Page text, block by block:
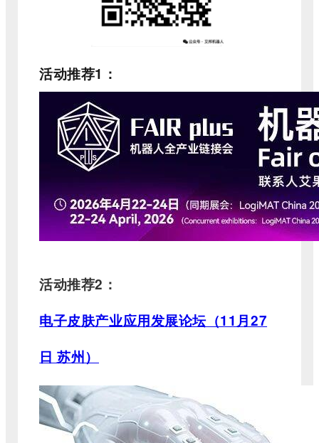
活动推荐1 ：
活动推荐2：
电子皮肤产业应用发展论坛（11月27
日 苏州）